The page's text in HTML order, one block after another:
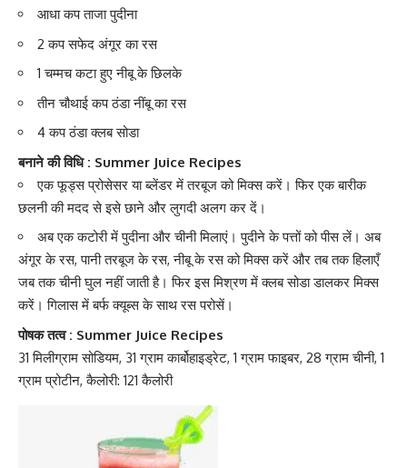
आधा कप ताजा पुदीना
2 कप सफेद अंगूर का रस
1 चम्मच कटा हुए नीबू के छिलके
तीन चौथाई कप ठंडा नींबू का रस
4 कप ठंडा क्लब सोडा
बनाने की विधि : Summer Juice Recipes
एक फूड्स प्रोसेसर या ब्लेंडर मेंतरबूजको मिक्स करें। फिर एक बारीक
छलनी की मदद से इसे छाने और लुगदी अलग कर दें।
अब एक कटोरी में पुदीना और चीनी मिलाएं। पुदीने के पत्तों को पीस लें। अब
अंगूर के रस, पानी तरबूज के रस, नीबू के रस को मिक्स करें और तब तक हिलाएँ
जब तक चीनी घुल नहीं जाती है। फिर इस मिश्रण में क्लब सोडा डालकर मिक्स
करें। गिलास में बर्फ क्यूब्स के साथ रस परोसें।
पोषक तत्व : Summer Juice Recipes
31 मिलीग्रामसोडियम, 31 ग्रामकार्बोहाइड्रेट, 1 ग्राम फाइबर, 28 ग्राम चीनी, 1
ग्राम प्रोटीन, कैलोरी: 121 कैलोरी